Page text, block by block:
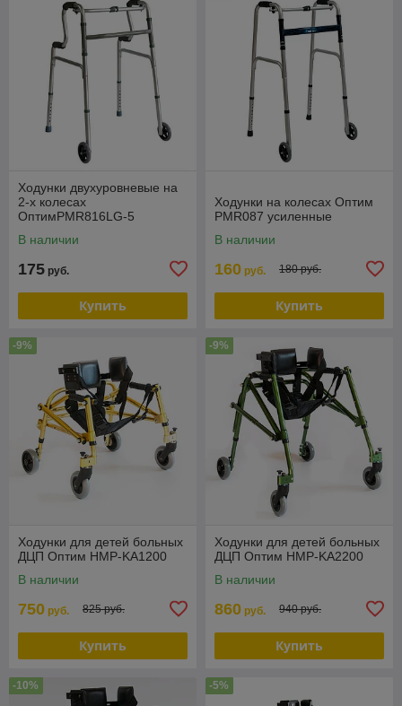
Ходунки двухуровневые на
2-х колесах
ОптимPMR816LG-5
В наличии
175 руб.
Купить
Ходунки на колесах Оптим
PMR087 усиленные
В наличии
160 руб. 180 руб.
Купить
-9%
Ходунки для детей больных
ДЦП Оптим HMP-KA1200
В наличии
750 руб. 825 руб.
Купить
-9%
Ходунки для детей больных
ДЦП Оптим HMP-KA2200
В наличии
860 руб. 940 руб.
Купить
-10% -5%